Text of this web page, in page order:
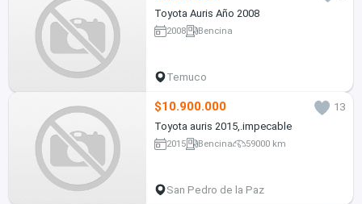
Toyota Auris Año 2008
2008 Bencina
Temuco
$10.900.000
13
Toyota auris 2015,.impecable
2015 Bencina 59000 km
San Pedro de la Paz